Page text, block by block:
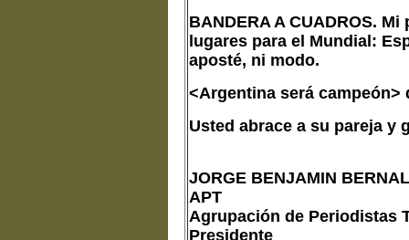
BANDERA A CUADROS.
lugares para el Mundial:
aposté, ni modo.
<Argentina será campeón>
Usted abrace a su pareja y
JORGE BENJAMIN
APT
Agrupación de Periodistas
Presidente